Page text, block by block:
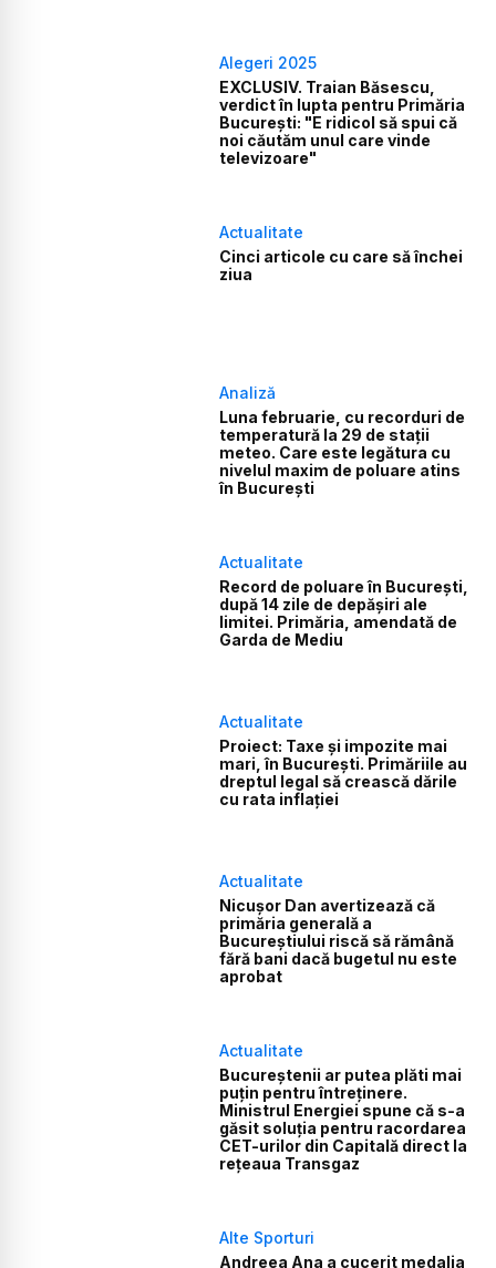
Alegeri 2025
EXCLUSIV. Traian Băsescu,
verdict în lupta pentru Primăria
București: "E ridicol să spui că
noi căutăm unul care vinde
televizoare"
Actualitate
Cinci articole cu care să închei
ziua
Analiză
Luna februarie, cu recorduri de
temperatură la 29 de stații
meteo. Care este legătura cu
nivelul maxim de poluare atins
în București
Actualitate
Record de poluare în București,
după 14 zile de depășiri ale
limitei. Primăria, amendată de
Garda de Mediu
Actualitate
Proiect: Taxe și impozite mai
mari, în București. Primăriile au
dreptul legal să crească dările
cu rata inflației
Actualitate
Nicușor Dan avertizează că
primăria generală a
Bucureștiului riscă să rămână
fără bani dacă bugetul nu este
aprobat
Actualitate
Bucureștenii ar putea plăti mai
puțin pentru întreținere.
Ministrul Energiei spune că s-a
găsit soluţia pentru racordarea
CET-urilor din Capitală direct la
reţeaua Transgaz
Alte Sporturi
Andreea Ana a cucerit medalia